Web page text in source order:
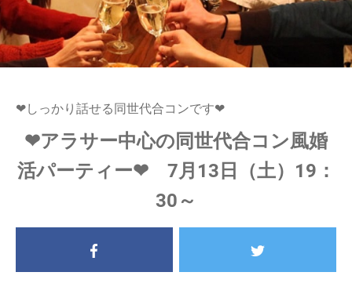
❤しっかり話せる同世代合コンです❤
❤アラサー中心の同世代合コン風婚
活パーティー❤ 7月13日（土）19：
30～